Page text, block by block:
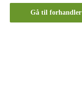
Gå til forhandler